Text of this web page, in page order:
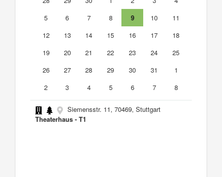
5
6 7 8 9 10
11
12
13 14 15 16 17
18
19
20 21 22 23 24
25
26
27 28 29 30 31
1
2
3 4 5 6 7 8
Siemensstr. 11, 70469, Stuttgart
Theaterhaus - T1